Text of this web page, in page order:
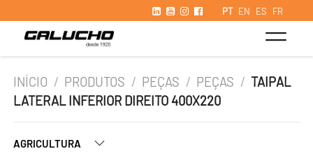
PT EN ES FR
INÍCIO / PRODUTOS / PEÇAS / PEÇAS / TAIPAL
LATERAL INFERIOR DIREITO 400X220
AGRICULTURA